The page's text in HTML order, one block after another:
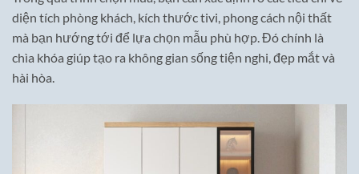
diện tích phòng khách, kích thước tivi, phong cách nội thất
mà bạn hướng tới để lựa chọn mẫu phù hợp. Đó chính là
chìa khóa giúp tạo ra không gian sống tiện nghi, đẹp mắt và
hài hòa.